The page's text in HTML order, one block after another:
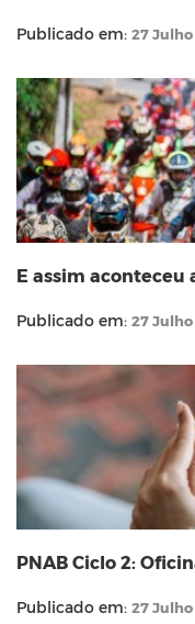
Publicado em: 27
E assim aconteceu
Publicado em: 27
PNAB Ciclo 2:
Publicado em: 27